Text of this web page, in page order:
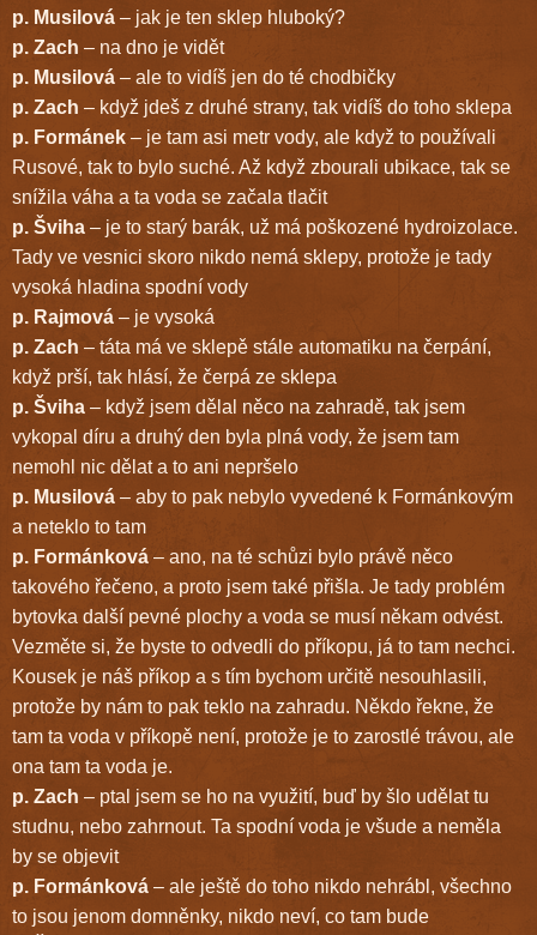
p. Musilová – jak je ten sklep hluboký?
p. Zach – na dno je vidět
p. Musilová – ale to vidíš jen do té chodbičky
p. Zach – když jdeš z druhé strany, tak vidíš do toho sklepa
p. Formánek – je tam asi metr vody, ale když to používali
Rusové, tak to bylo suché. Až když zbourali ubikace, tak se
snížila váha a ta voda se začala tlačit
p. Šviha – je to starý barák, už má poškozené hydroizolace.
Tady ve vesnici skoro nikdo nemá sklepy, protože je tady
vysoká hladina spodní vody
p. Rajmová – je vysoká
p. Zach – táta má ve sklepě stále automatiku na čerpání,
když prší, tak hlásí, že čerpá ze sklepa
p. Šviha – když jsem dělal něco na zahradě, tak jsem
vykopal díru a druhý den byla plná vody, že jsem tam
nemohl nic dělat a to ani nepršelo
p. Musilová – aby to pak nebylo vyvedené k Formánkovým
a neteklo to tam
p. Formánková – ano, na té schůzi bylo právě něco
takového řečeno, a proto jsem také přišla. Je tady problém
bytovka další pevné plochy a voda se musí někam odvést.
Vezměte si, že byste to odvedli do příkopu, já to tam nechci.
Kousek je náš příkop a s tím bychom určitě nesouhlasili,
protože by nám to pak teklo na zahradu. Někdo řekne, že
tam ta voda v příkopě není, protože je to zarostlé trávou, ale
ona tam ta voda je.
p. Zach – ptal jsem se ho na využití, buď by šlo udělat tu
studnu, nebo zahrnout. Ta spodní voda je všude a neměla
by se objevit
p. Formánková – ale ještě do toho nikdo nehrábl, všechno
to jsou jenom domněnky, nikdo neví, co tam bude